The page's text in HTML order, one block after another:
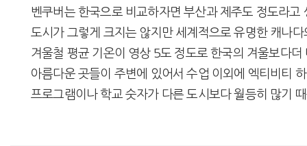
벤쿠버는 한국으로 비교하자면 부산과 제주도 정도라
도시가 그렇게 크지는 않지만 세계적으로 유명한 캐나
겨울철 평균 기온이 영상 5도 정도로 한국의 겨울보다
아름다운 곳들이 주변에 있어서 수업 이외에 엑티비티
프로그램이나 학교 숫자가 다른 도시보다 월등히 많기